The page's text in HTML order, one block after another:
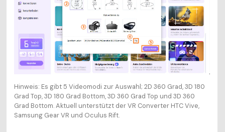
Hinweis: Es gibt 5 Videomodi zur Auswahl; 2D 360 Grad, 3D 180
Grad Top, 3D 180 Grad Bottom, 3D 360 Grad Top und 3D 360
Grad Bottom. Aktuell unterstützt der VR Converter HTC Vive,
Samsung Gear VR und Oculus Rift.